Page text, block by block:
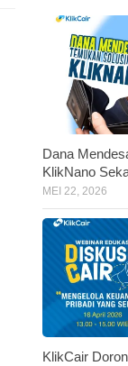
Dana
KlikNano
MEI 22, 2026
KlikCair